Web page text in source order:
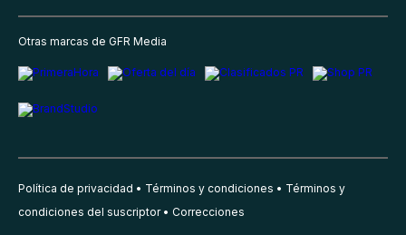
Otras marcas de GFR Media
Política de privacidad Términos y condiciones
Términos y
condiciones del suscriptor
Correcciones